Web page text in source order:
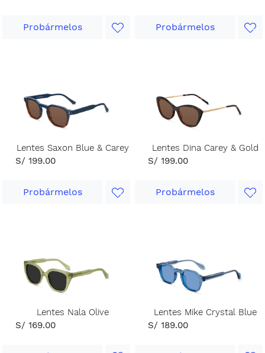
Probármelos Probármelos
Lentes Saxon Blue & Carey
S/ 199.00
Probármelos
Lentes Dina Carey & Gold
S/ 199.00
Probármelos
Lentes Nala Olive
S/ 169.00
Lentes Mike Crystal Blue
S/ 189.00